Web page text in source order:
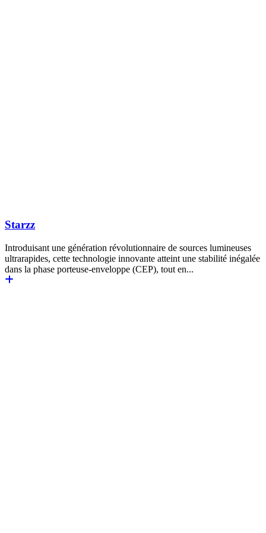
Starzz
Introduisant une génération révolutionnaire de sources lumineuses
ultrarapides, cette technologie innovante atteint une stabilité inégalée
dans la phase porteuse-enveloppe (CEP), tout en...